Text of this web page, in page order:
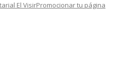
El VisirPromocionar tu página